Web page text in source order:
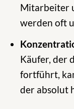
Mitarbeiter
werden oft
Käufer, der
fortführt,
der absolut